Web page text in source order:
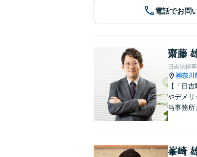
電話でお問
齋藤
日吉法律
神奈川
【「日
やデメリ
当事務所
峯崎